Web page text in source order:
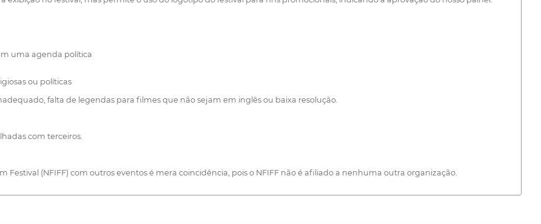
uma agenda política
ou políticas
falta de legendas para filmes que não sejam em inglês ou baixa resolução.
com terceiros.
(NFIFF) com outros eventos é mera coincidência, pois o NFIFF não é afiliado a nenhuma outra organização.